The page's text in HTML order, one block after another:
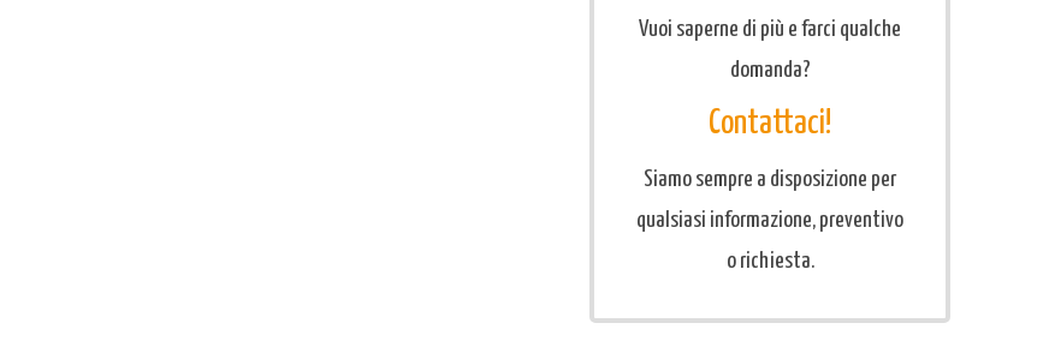
Vuoi saperne di più e farci qualche
domanda?
Contattaci!
Siamo sempre a disposizione per
qualsiasi informazione, preventivo
o richiesta.